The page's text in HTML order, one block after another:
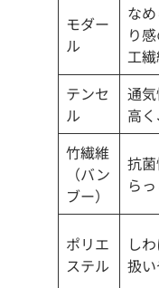
モダー
ル
な
り
工
テンセ
ル
通
高
竹繊維
（バン
ブー）
抗
ら
ポリエ
ステル
し
扱